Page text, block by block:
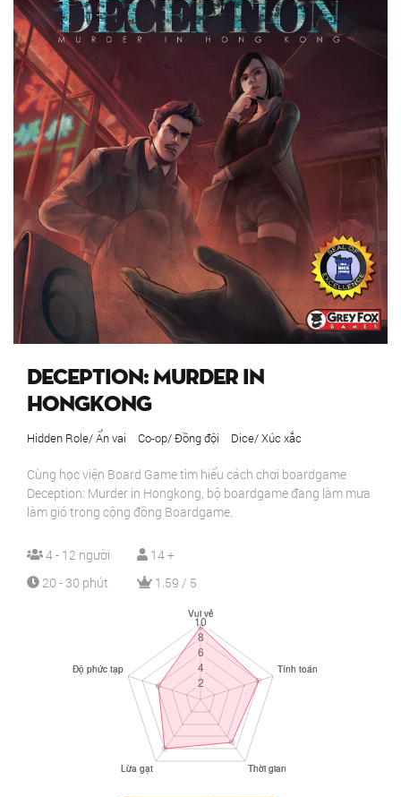
DECEPTION: MURDER IN
HONGKONG
Hidden Role/ Ẩn vai Co-op/ Đồng đội Dice/ Xúc xắc
Cùng học viện Board Game tìm hiểu cách chơi boardgame
Deception: Murder in Hongkong, bộ boardgame đang làm mưa
làm gió trong cộng đồng Boardgame.
4 - 12 người
20 - 30 phút
14 +
1.59 / 5